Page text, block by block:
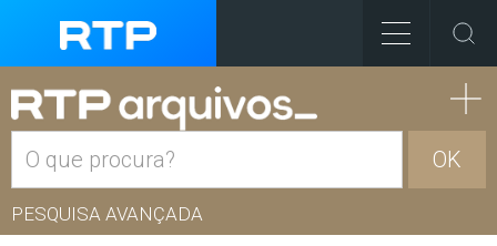
OK
PESQUISA AVANÇADA